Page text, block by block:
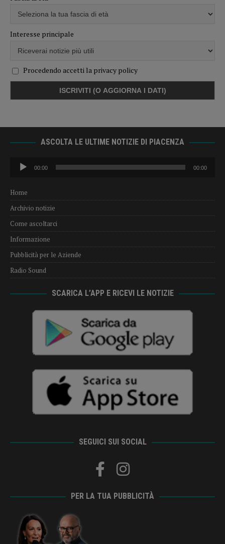
Interesse principale
Procedendo accetti la privacy policy
ASCOLTA LE ULTIME NOTIZIE DI PIACENZA
Audio
Player
00:00 00:00
Home
Archivio notizie
Come ascoltarci
Informazione
Pubblicità per le Aziende
Radio Sound
SCARICA L’APP E RICEVI LE NOTIZIE
SEGUICI SUI SOCIAL
PER LA TUA PUBBLICITÀ